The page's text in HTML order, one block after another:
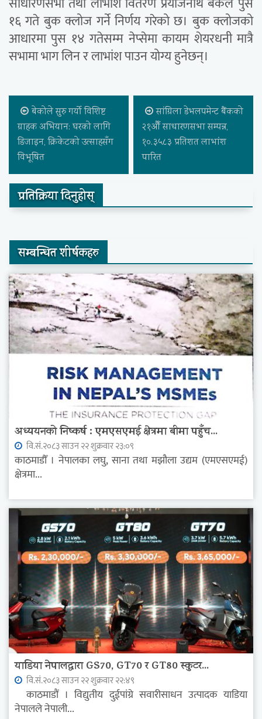
१६ गते बुक क्लोज गर्ने निर्णय गरेको छ। बुक क्लोजको
आधारमा पुस १४ गतेसम्म नेप्सेमा कायम शेयरधनी मात्रै
सभामा भाग लिन र लाभांश पाउन योग्य हुनेछन्।
बेकोले सुरु गर्यो विशिष्ट
ग्राहक अभियान: घरको लागि
डिजाइन, क्रिकेटको उत्साहसँग
विभूषित
सांग्रिला डेभलपमेन्ट बैंकको
२१औँ साधारणसभा सम्पन्न,
१०.३५८३ प्रतिशत लाभांश
पारित
प्रतिक्रिया दिनुहोस्
सम्बन्धित शीर्षकहरु
अध्ययनको निष्कर्ष : एमएसएमई क्षेत्रमा बीमा पहुँच...
वि.सं.२०८३ साउन २२ शुक्रवार २३:०९
काठमाडौँ । नेपालका लघु, साना तथा मझौला उद्यम (एमएसएमई)
क्षेत्रमा...
याडिया नेपालद्वारा GS70, GT70 र GT80 स्कुटर...
वि.सं.२०८३ साउन २२ शुक्रवार २२:४९
काठमाडौं । विद्युतीय दुईपांग्रे सवारीसाधन उत्पादक याडिया
नेपालले नेपाली...